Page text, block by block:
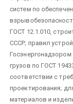
систем по
ГОСТ 12.1.010,
СССР; правил
грузов по ГОСТ
соответствии с
проектирования;
материалов и